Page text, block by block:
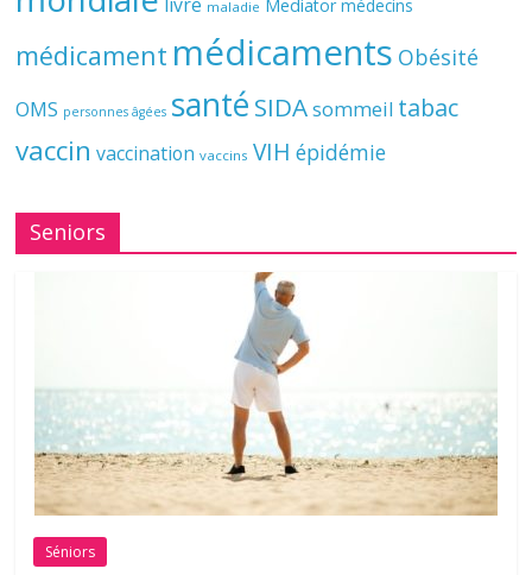
maladie Mediator médecins
médicament médicaments Obésité
OMS personnes âgées santé SIDAsommeil tabac
vaccin vaccination vaccins VIH épidémie
Seniors
Séniors